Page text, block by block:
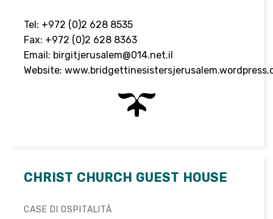
Tel: +972 (0)2 628 8535
Fax: +972 (0)2 628 8363
Email: birgitjerusalem@014.net.il
Website:
CHRIST CHURCH GUEST HOUSE
CASE DI OSPITALITÀ